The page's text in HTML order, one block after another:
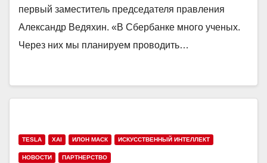
первый заместитель председателя правления
Александр Ведяхин. «В Сбербанке много ученых.
Через них мы планируем проводить…
TESLA XAI ИЛОН МАСК ИСКУССТВЕННЫЙ ИНТЕЛЛЕКТ
НОВОСТИ ПАРТНЕРСТВО